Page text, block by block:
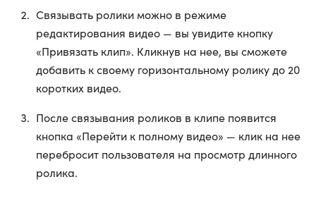
Связывать ролики можно в режиме
редактирования видео — вы увидите кнопку
«Привязать клип». Кликнув на нее, вы сможете
добавить к своему горизонтальному ролику до 20
коротких видео.
После связывания роликов в клипе появится
кнопка «Перейти к полному видео» — клик на нее
перебросит пользователя на просмотр длинного
ролика.